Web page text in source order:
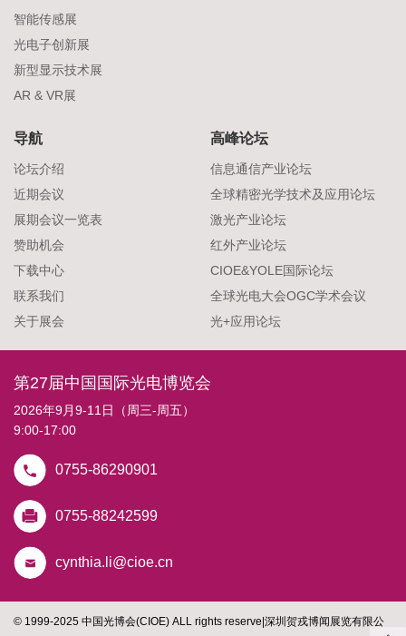
智能传感展
光电子创新展
新型显示技术展
AR & VR展
导航
论坛介绍
近期会议
展期会议一览表
赞助机会
下载中心
联系我们
关于展会
高峰论坛
信息通信产业论坛
全球精密光学技术及应用论坛
激光产业论坛
红外产业论坛
CIOE&YOLE国际论坛
全球光电大会OGC学术会议
光+应用论坛
第27届中国国际光电博览会
2026年9月9-11日（周三-周五）
9:00-17:00
0755-86290901
0755-88242599
cynthia.li@cioe.cn
© 1999-2025 中国光博会(CIOE) ALL rights reserve 深圳贺戎博闻展览有限公